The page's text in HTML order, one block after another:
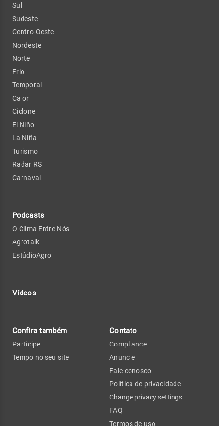
Sul
Sudeste
Centro-Oeste
Nordeste
Norte
Frio
Temporal
Calor
Ciclone
El Niño
La Niña
Turismo
Radar RS
Carnaval
Podcasts
O Clima Entre Nós
Agrotalk
EstúdioAgro
Vídeos
Confira também
Participe
Tempo no seu site
Contato
Compliance
Anuncie
Fale conosco
Política de privacidade
Change privacy settings
FAQ
Termos de uso